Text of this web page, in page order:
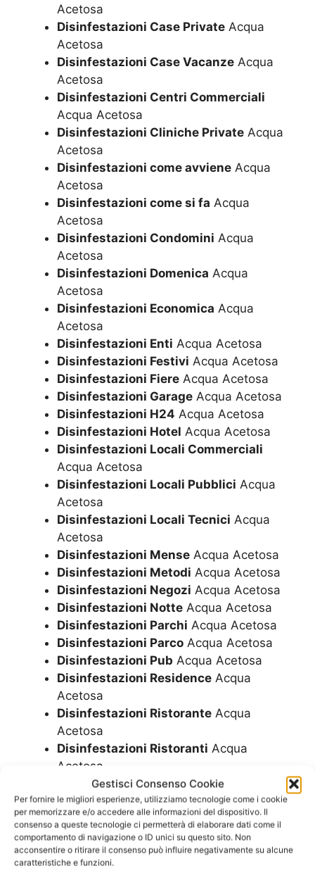
Gestisci Consenso Cookie
Per fornire le migliori esperienze, utilizziamo tecnologie come i cookie
per memorizzare e/o accedere alle informazioni del dispositivo. Il
consenso a queste tecnologie ci permetterà di elaborare dati come il
comportamento di navigazione o ID unici su questo sito. Non
acconsentire o ritirare il consenso può influire negativamente su alcune
caratteristiche e funzioni.
Acetosa
Disinfestazioni Case Private Acqua
Acetosa
Disinfestazioni Case Vacanze Acqua
Acetosa
Disinfestazioni Centri Commerciali
Acqua Acetosa
Disinfestazioni Cliniche Private Acqua
Acetosa
Disinfestazioni come avviene Acqua
Acetosa
Disinfestazioni come si fa Acqua
Acetosa
Disinfestazioni Condomini Acqua
Acetosa
Disinfestazioni Domenica Acqua
Acetosa
Disinfestazioni Economica Acqua
Acetosa
Disinfestazioni Enti Acqua Acetosa
Disinfestazioni Festivi Acqua Acetosa
Disinfestazioni Fiere Acqua Acetosa
Disinfestazioni Garage Acqua Acetosa
Disinfestazioni H24 Acqua Acetosa
Disinfestazioni Hotel Acqua Acetosa
Disinfestazioni Locali Commerciali
Acqua Acetosa
Disinfestazioni Locali Pubblici Acqua
Acetosa
Disinfestazioni Locali Tecnici Acqua
Acetosa
Disinfestazioni Mense Acqua Acetosa
Disinfestazioni Metodi Acqua Acetosa
Disinfestazioni Negozi Acqua Acetosa
Disinfestazioni Notte Acqua Acetosa
Disinfestazioni Parchi Acqua Acetosa
Disinfestazioni Parco Acqua Acetosa
Disinfestazioni Pub Acqua Acetosa
Disinfestazioni Residence Acqua
Acetosa
Disinfestazioni Ristorante Acqua
Acetosa
Disinfestazioni Ristoranti Acqua
Acetosa
Disinfestazioni Scuole Acqua Acetosa
Disinfestazioni SistemiAcqua Acetosa
Disinfestazioni Topi in CasaAcqua
Acetosa
Disinfestazioni Topi in GiardinoAcqua